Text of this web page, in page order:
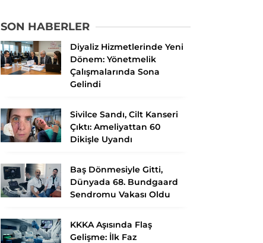
SON HABERLER
Diyaliz Hizmetlerinde Yeni
Dönem: Yönetmelik
Çalışmalarında Sona
Gelindi
Sivilce Sandı, Cilt Kanseri
Çıktı: Ameliyattan 60
Dikişle Uyandı
Baş Dönmesiyle Gitti,
Dünyada 68. Bundgaard
Sendromu Vakası Oldu
KKKA Aşısında Flaş
Gelişme: İlk Faz